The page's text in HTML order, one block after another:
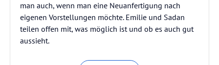
man auch, wenn man eine Neuanfertigung nach
eigenen Vorstellungen möchte. Emilie und Sadan
teilen offen mit, was möglich ist und ob es auch gut
aussieht.